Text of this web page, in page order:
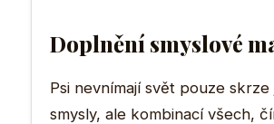
Doplnění smyslové
Psi nevnímají svět pouze
smysly, ale kombinací všech,